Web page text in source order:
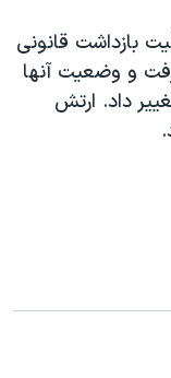
بازداشت قانونی
و وضعيت آنها
داد. ارتش